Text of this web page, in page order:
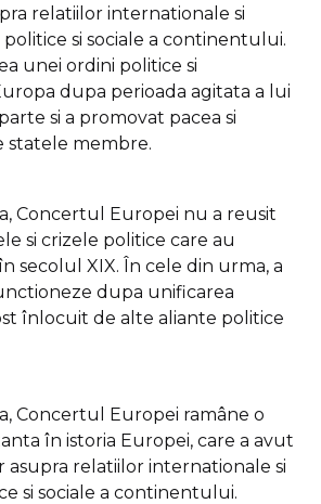
relatiilor internationale si
si sociale a continentului.
unei ordini politice si
dupa perioada agitata a lui
si a promovat pacea si
statele membre.
Concertul Europei nu a reusit
si crizele politice care au
secolul XIX. În cele din urma, a
dupa unificarea
înlocuit de alte aliante politice
Concertul Europei ramâne o
în istoria Europei, care a avut
asupra relatiilor internationale si
si sociale a continentului.